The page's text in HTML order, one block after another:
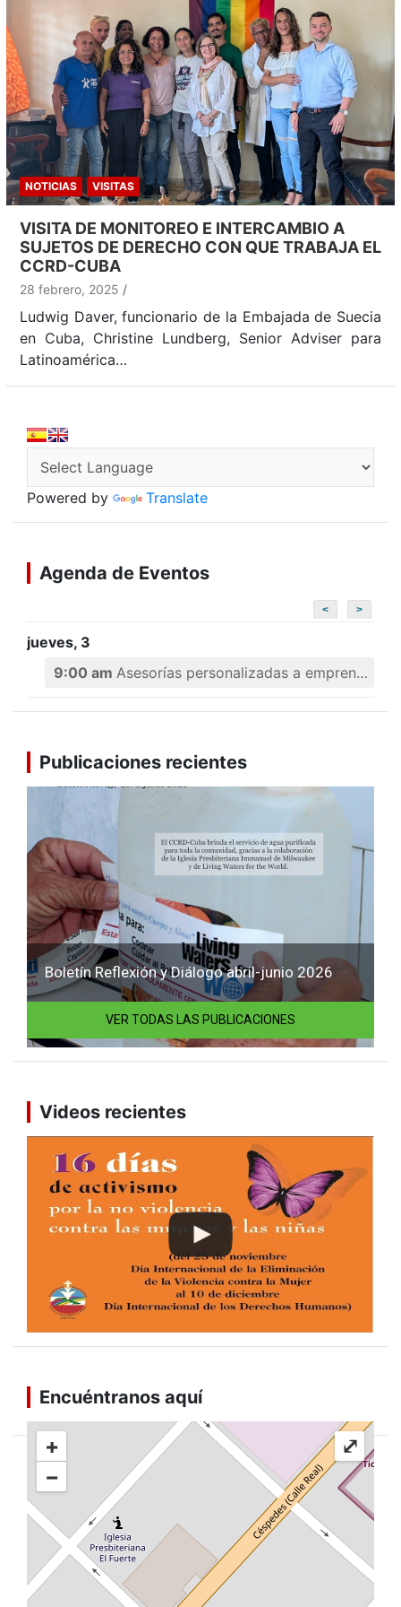
NOTICIAS VISITAS
VISITA DE MONITOREO E INTERCAMBIO A
SUJETOS DE DERECHO CON QUE TRABAJA EL
CCRD-CUBA
28 febrero, 2025
Ludwig Daver, funcionario de la Embajada de Suecia
en Cuba, Christine Lundberg, Senior Adviser para
Latinoamérica…
Powered by Translate
Agenda de Eventos
< >
jueves, 3
9:00 am Asesorías personalizadas a emprendedores
Publicaciones recientes
Boletín Reflexión y Diálogo abril-junio 2026
VER TODAS LAS PUBLICACIONES
Videos recientes
Encuéntranos aquí
+
−
⤢